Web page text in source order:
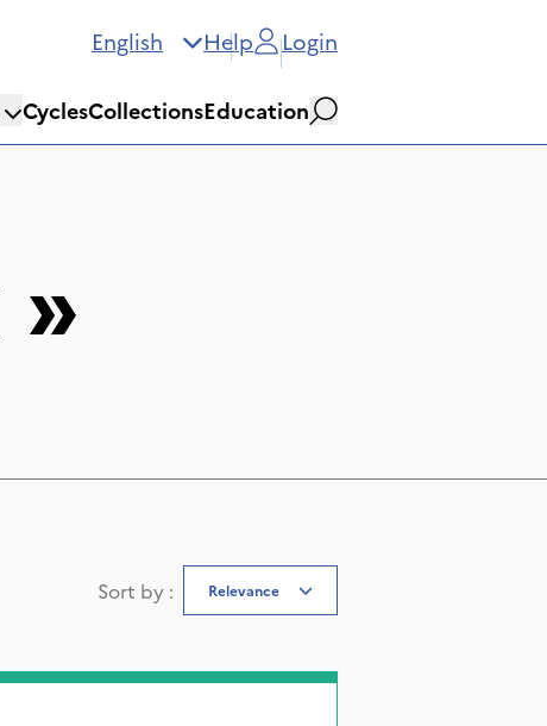
English Help Login
CyclesCollectionsEducation
Search
»
Sort by : Relevance